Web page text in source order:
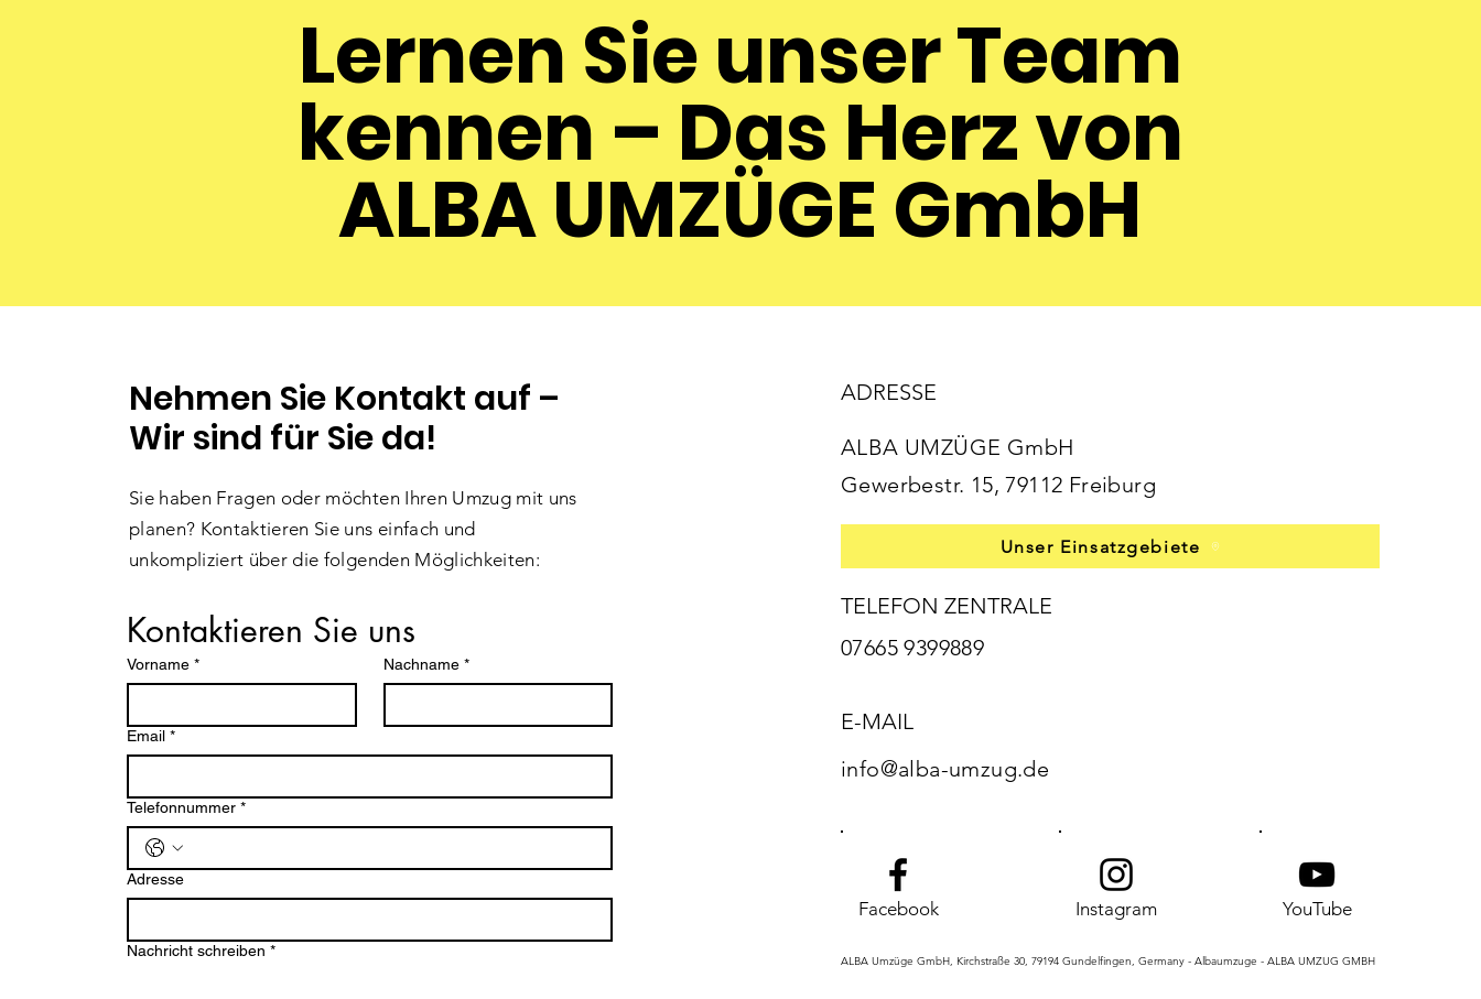
Lernen Sie unser Team
kennen – Das Herz von
ALBA UMZÜGE GmbH
Nehmen Sie Kontakt auf –
Wir sind für Sie da!
Sie haben Fragen oder möchten Ihren Umzug mit uns
planen? Kontaktieren Sie uns einfach und
unkompliziert über die folgenden Möglichkeiten:
Kontaktieren Sie uns
Vorname * Nachname *
Email *
Telefonnummer *
Adresse
Nachricht schreiben *
ADRESSE
ALBA UMZÜGE GmbH
Gewerbestr. 15, 79112 Freiburg
Unser Einsatzgebiete
TELEFON ZENTRALE
07665 9399889
E-MAIL
info@alba-umzug.de
Facebook Instagram YouTube
ALBA Umzüge GmbH, Kirchstraße 30, 79194 Gundelfingen, Germany - Albaumzuge - ALBA UMZUG GMBH